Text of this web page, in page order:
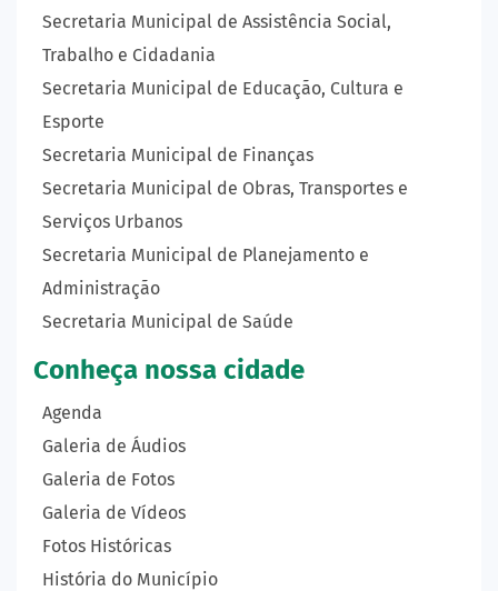
Secretaria Municipal de Assistência Social,
Trabalho e Cidadania
Secretaria Municipal de Educação, Cultura e
Esporte
Secretaria Municipal de Finanças
Secretaria Municipal de Obras, Transportes e
Serviços Urbanos
Secretaria Municipal de Planejamento e
Administração
Secretaria Municipal de Saúde
Conheça nossa cidade
Agenda
Galeria de Áudios
Galeria de Fotos
Galeria de Vídeos
Fotos Históricas
História do Município